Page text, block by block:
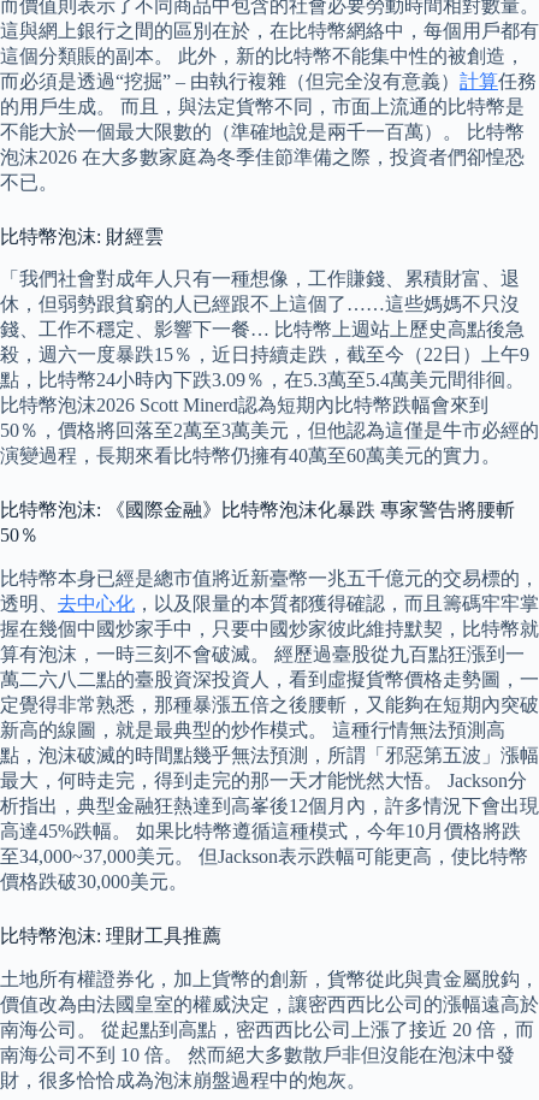
而價值則表示了不同商品中包含的社會必要勞動時間相對數量。
這與網上銀行之間的區別在於，在比特幣網絡中，每個用戶都有
這個分類賬的副本。 此外，新的比特幣不能集中性的被創造，
而必須是透過“挖掘” – 由執行複雜（但完全沒有意義） 計算任務
的用戶生成。 而且，與法定貨幣不同，市面上流通的比特幣是
不能大於一個最大限數的（準確地說是兩千一百萬）。 比特幣
泡沫2026 在大多數家庭為冬季佳節準備之際，投資者們卻惶恐
不已。
比特幣泡沫: 財經雲
「我們社會對成年人只有一種想像，工作賺錢、累積財富、退
休，但弱勢跟貧窮的人已經跟不上這個了……這些媽媽不只沒
錢、工作不穩定、影響下一餐… 比特幣上週站上歷史高點後急
殺，週六一度暴跌15％，近日持續走跌，截至今（22日）上午9
點，比特幣24小時內下跌3.09％，在5.3萬至5.4萬美元間徘徊。
比特幣泡沫2026 Scott Minerd認為短期內比特幣跌幅會來到
50％，價格將回落至2萬至3萬美元，但他認為這僅是牛市必經的
演變過程，長期來看比特幣仍擁有40萬至60萬美元的實力。
比特幣泡沫: 《國際金融》比特幣泡沫化暴跌 專家警告將腰斬
50％
比特幣本身已經是總市值將近新臺幣一兆五千億元的交易標的，
透明、 去中心化 ，以及限量的本質都獲得確認，而且籌碼牢牢掌
握在幾個中國炒家手中，只要中國炒家彼此維持默契，比特幣就
算有泡沫，一時三刻不會破滅。 經歷過臺股從九百點狂漲到一
萬二六八二點的臺股資深投資人，看到虛擬貨幣價格走勢圖，一
定覺得非常熟悉，那種暴漲五倍之後腰斬，又能夠在短期內突破
新高的線圖，就是最典型的炒作模式。 這種行情無法預測高
點，泡沫破滅的時間點幾乎無法預測，所謂「邪惡第五波」漲幅
最大，何時走完，得到走完的那一天才能恍然大悟。 Jackson分
析指出，典型金融狂熱達到高峯後12個月內，許多情況下會出現
高達45%跌幅。 如果比特幣遵循這種模式，今年10月價格將跌
至34,000~37,000美元。 但Jackson表示跌幅可能更高，使比特幣
價格跌破30,000美元。
比特幣泡沫: 理財工具推薦
土地所有權證券化，加上貨幣的創新，貨幣從此與貴金屬脫鈎，
價值改為由法國皇室的權威決定，讓密西西比公司的漲幅遠高於
南海公司。 從起點到高點，密西西比公司上漲了接近 20 倍，而
南海公司不到 10 倍。 然而絕大多數散戶非但沒能在泡沫中發
財，很多恰恰成為泡沫崩盤過程中的炮灰。